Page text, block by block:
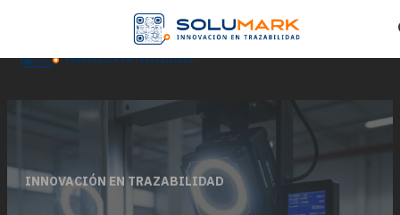
Skip to main content Skip to footer
INNOVACIÓN EN TRAZABILIDAD